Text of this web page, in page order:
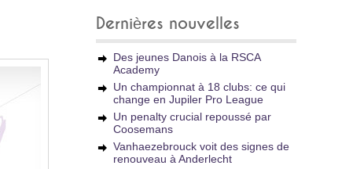
Dernières nouvelles
Des jeunes Danois à la RSCA
Academy
Un championnat à 18 clubs: ce qui
change en Jupiler Pro League
Un penalty crucial repoussé par
Coosemans
Vanhaezebrouck voit des signes de
renouveau à Anderlecht